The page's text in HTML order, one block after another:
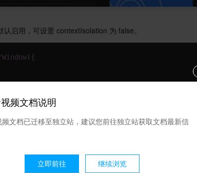
启用，可设置 contextIsolation 为 false。
( {
频文档说明
频文档已迁移至独立站，建议您前往独立站获取文档最新信
立即前往 继续浏览